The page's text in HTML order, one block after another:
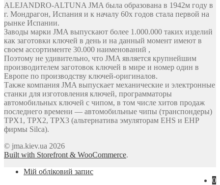
ALEJANDRO-ALTUNA JMA была образована в 1942м году в
г. Мондрагон, Испания и к началу 60х годов стала первой на
рынке Испании.
Заводы марки JMA выпускают более 1.000.000 таких изделий
как заготовки ключей в день и на данный момент имеют в
своем ассортименте 30.000 наименований ,
Поэтому не удивительно, что JMA является крупнейшим
производителем заготовок ключей в мире и номер один в
Европе по производству ключей-оригиналов.
Также компания JMA выпускает механические и электронные
станки для изготовления ключей, программаторы
автомобильных ключей с чипом, в том числе хитов продаж
последнего времени — автомобильные чипы (транспондеры)
TPX1, TPX2, TPX3 (альтернатива эмуляторам EHS и EHP
фирмы Silca).
© jma.kiev.ua 2026
Built with Storefront & WooCommerce.
Мій обліковий запис
0